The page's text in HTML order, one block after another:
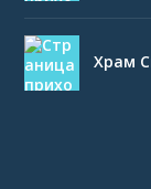
Храм